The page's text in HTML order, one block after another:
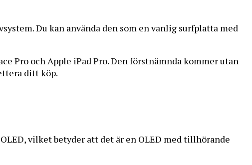
Du kan använda den som en vanlig surfplatta med
Pro och Apple iPad Pro. Den förstnämnda kommer utan
ditt köp.
vilket betyder att det är en OLED med tillhörande